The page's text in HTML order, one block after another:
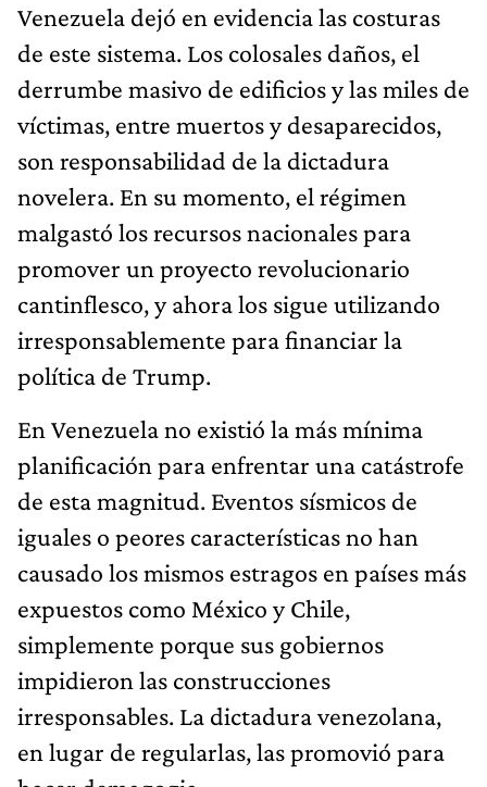
Venezuela dejó en evidencia las costuras
de este sistema. Los colosales daños, el
derrumbe masivo de edificios y las miles de
víctimas, entre muertos y desaparecidos,
son responsabilidad de la dictadura
novelera. En su momento, el régimen
malgastó los recursos nacionales para
promover un proyecto revolucionario
cantinflesco, y ahora los sigue utilizando
irresponsablemente para financiar la
política de Trump.
En Venezuela no existió la más mínima
planificación para enfrentar una catástrofe
de esta magnitud. Eventos sísmicos de
iguales o peores características no han
causado los mismos estragos en países más
expuestos como México y Chile,
simplemente porque sus gobiernos
impidieron las construcciones
irresponsables. La dictadura venezolana,
en lugar de regularlas, las promovió para